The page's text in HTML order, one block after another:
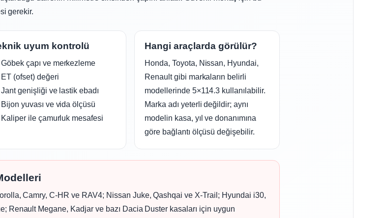
gerekir.
uyum kontrolü
Göbek çapı ve merkezleme
ET (ofset) değeri
Jant genişliği ve lastik ebadı
Bijon yuvası ve vida ölçüsü
Kaliper ile çamurluk mesafesi
Hangi araçlarda görülür?
Honda, Toyota, Nissan, Hyundai,
Renault gibi markaların belirli
modellerinde 5×114.3 kullanılabilir.
Marka adı yeterli değildir; aynı
modelin kasa, yıl ve donanımına
göre bağlantı ölçüsü değişebilir.
Camry, C-HR ve RAV4; Nissan Juke, Qashqai ve X-Trail; Hyundai i30,
Renault Megane, Kadjar ve bazı Dacia Duster kasaları için uygun